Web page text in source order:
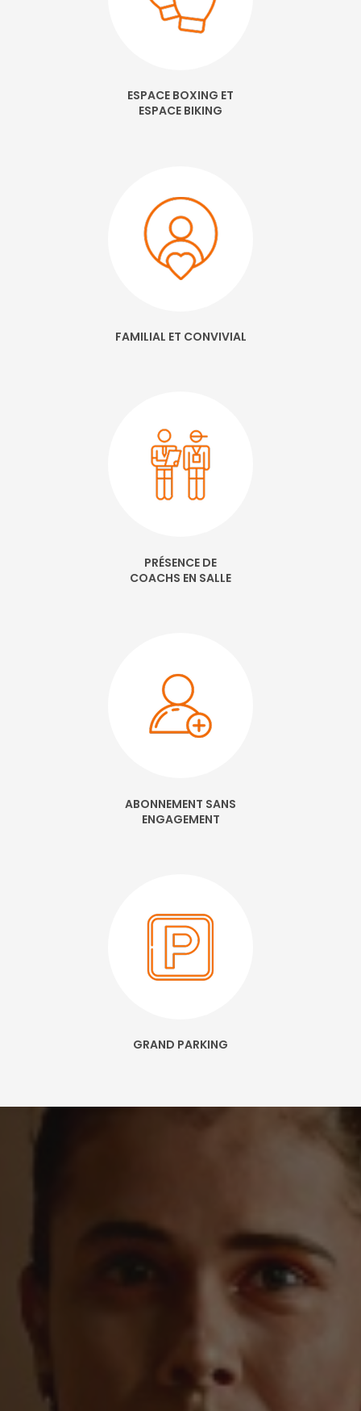
ESPACE BOXING ET
ESPACE BIKING
FAMILIAL ET CONVIVIAL
PRÉSENCE DE
COACHS EN SALLE
ABONNEMENT SANS
ENGAGEMENT
GRAND PARKING